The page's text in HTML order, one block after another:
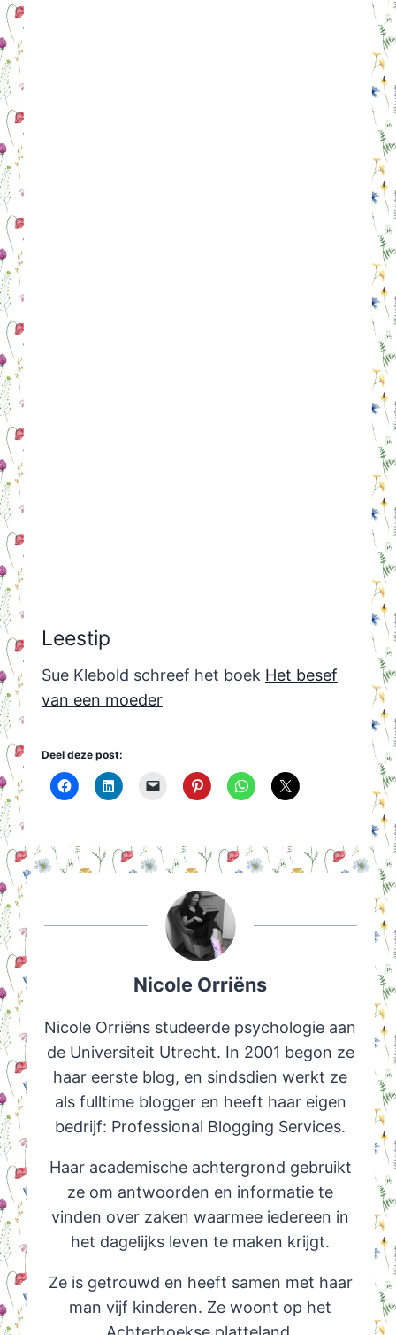
Leestip
Sue Klebold schreef het boek Het besef
van een moeder
Deel deze post:
Nicole Orriëns
Nicole Orriëns studeerde psychologie aan
de Universiteit Utrecht. In 2001 begon ze
haar eerste blog, en sindsdien werkt ze
als fulltime blogger en heeft haar eigen
bedrijf: Professional Blogging Services.
Haar academische achtergrond gebruikt
ze om antwoorden en informatie te
vinden over zaken waarmee iedereen in
het dagelijks leven te maken krijgt.
Ze is getrouwd en heeft samen met haar
man vijf kinderen. Ze woont op het